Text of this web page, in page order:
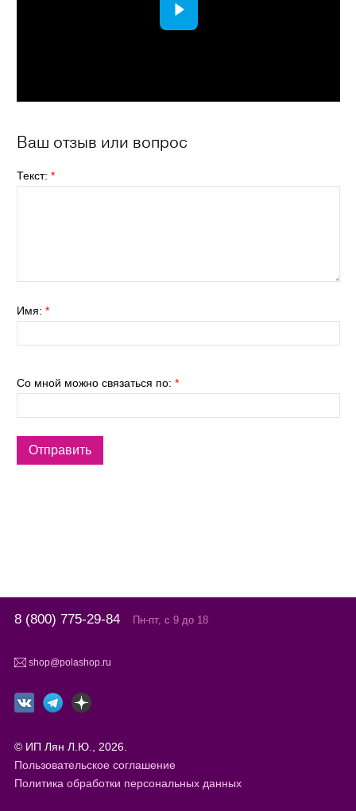
Ваш отзыв или вопрос
Текст: *
Имя: *
Со мной можно связаться по: *
8 (800) 775-29-84 Пн-пт, с 9 до 18
shop@polashop.ru
© ИП Лян Л.Ю., 2026.
Пользовательское соглашение
Политика обработки персональных данных